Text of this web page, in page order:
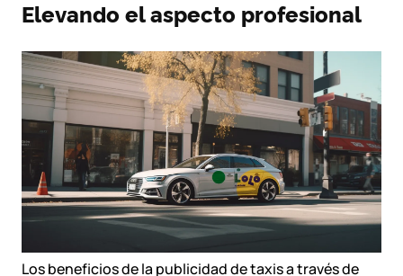
Elevando el aspecto profesional
Los beneficios de la publicidad de taxis a través de